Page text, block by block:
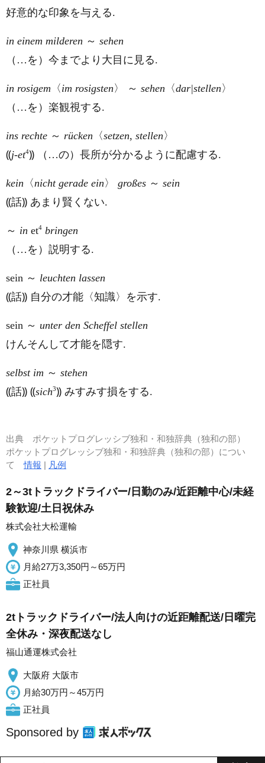
好意的な印象を与える.
in einem milderen ～ sehen
（…を）今までより大目に見る.
in rosigem 〈im rosigsten〉 ～ sehen 〈dar|stellen〉
（…を）楽観視する.
ins rechte ～ rücken 〈setzen, stellen〉
⸨j-et4⸩ （…の）長所が分かるように配慮する.
kein 〈nicht gerade ein〉 großes ～ sein
⸨話⸩ あまり賢くない.
～ in et4 bringen
（…を）説明する.
sein ～ leuchten lassen
⸨話⸩ 自分の才能〈知識〉を示す.
sein ～ unter den Scheffel stellen
けんそんして才能を隠す.
selbst im ～ stehen
⸨話⸩ ⸨sich3⸩ みすみす損をする.
出典 ポケットプログレッシブ独和・和独辞典（独和の部）
ポケットプログレッシブ独和・和独辞典（独和の部）につい
て情報 | 凡例
2～3tトラックドライバー/日勤のみ/近距離中心/未経
験歓迎/土日祝休み
株式会社大松運輸
神奈川県 横浜市
月給27万3,350円～65万円
正社員
2tトラックドライバー/法人向けの近距離配送/日曜完
全休み・深夜配送なし
福山通運株式会社
大阪府 大阪市
月給30万円～45万円
正社員
Sponsored by